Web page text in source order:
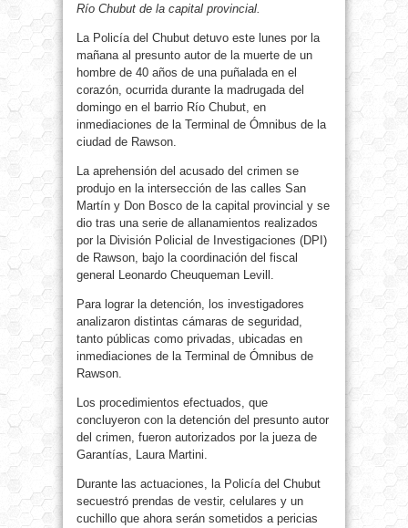
Río Chubut de la capital provincial.
La Policía del Chubut detuvo este lunes por la
mañana al presunto autor de la muerte de un
hombre de 40 años de una puñalada en el
corazón, ocurrida durante la madrugada del
domingo en el barrio Río Chubut, en
inmediaciones de la Terminal de Ómnibus de la
ciudad de Rawson.
La aprehensión del acusado del crimen se
produjo en la intersección de las calles San
Martín y Don Bosco de la capital provincial y se
dio tras una serie de allanamientos realizados
por la División Policial de Investigaciones (DPI)
de Rawson, bajo la coordinación del fiscal
general Leonardo Cheuqueman Levill.
Para lograr la detención, los investigadores
analizaron distintas cámaras de seguridad,
tanto públicas como privadas, ubicadas en
inmediaciones de la Terminal de Ómnibus de
Rawson.
Los procedimientos efectuados, que
concluyeron con la detención del presunto autor
del crimen, fueron autorizados por la jueza de
Garantías, Laura Martini.
Durante las actuaciones, la Policía del Chubut
secuestró prendas de vestir, celulares y un
cuchillo que ahora serán sometidos a pericias